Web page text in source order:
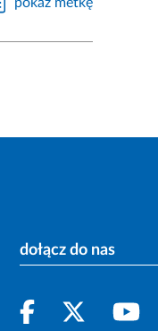
dołącz do nas